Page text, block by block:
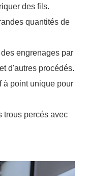
des fils.
quantités de
engrenages par
d'autres procédés.
à point unique pour
trous percés avec